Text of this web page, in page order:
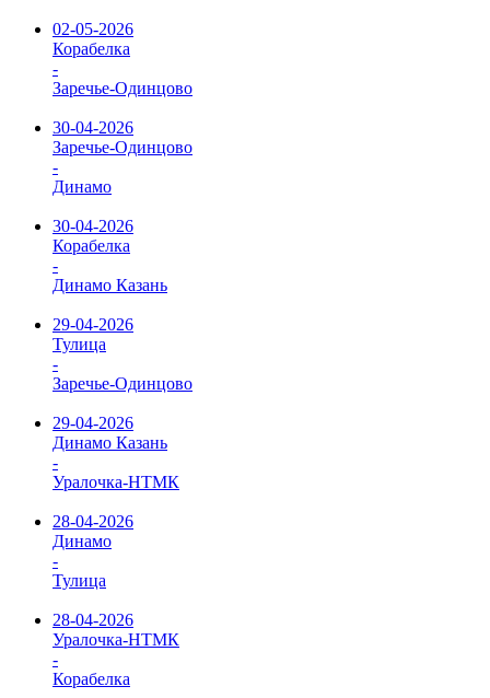
02-05-2026
Корабелка
-
Заречье-Одинцово
30-04-2026
Заречье-Одинцово
-
Динамо
30-04-2026
Корабелка
-
Динамо Казань
29-04-2026
Тулица
-
Заречье-Одинцово
29-04-2026
Динамо Казань
-
Уралочка-НТМК
28-04-2026
Динамо
-
Тулица
28-04-2026
Уралочка-НТМК
-
Корабелка